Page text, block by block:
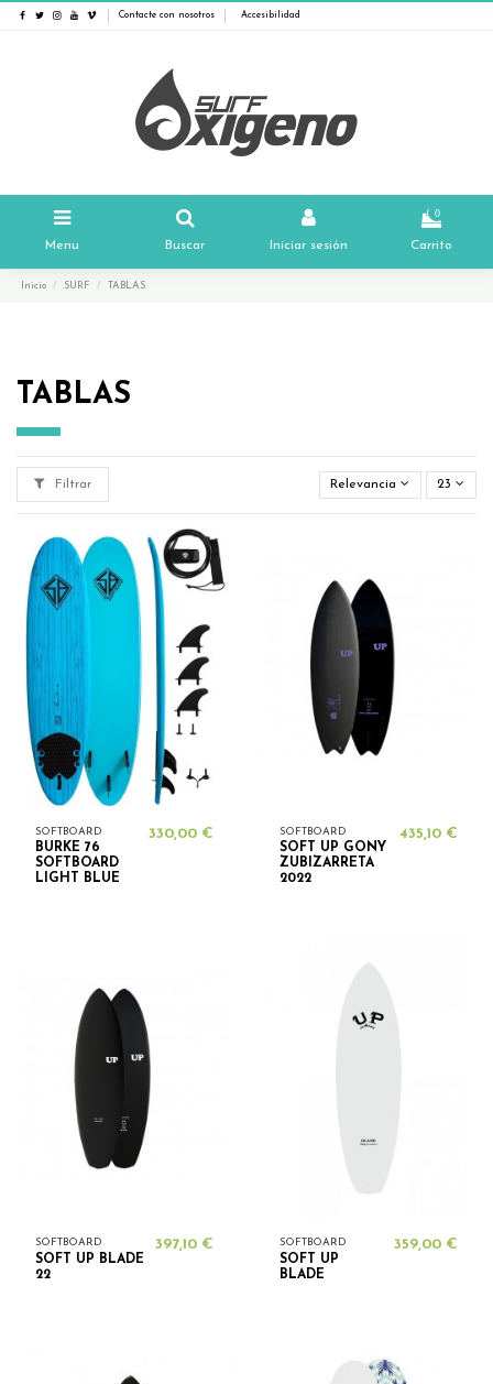
Contacte con nosotros Accesibilidad
Menu Buscar Iniciar sesión
0
Carrito
Inicio SURF TABLAS
TABLAS
Filtrar Relevancia 23
SOFTBOARD
BURKE 76
SOFTBOARD
LIGHT BLUE
330,00 € SOFTBOARD
SOFT UP GONY
ZUBIZARRETA
2022
435,10 €
SOFTBOARD
SOFT UP BLADE
22
397,10 € SOFTBOARD
SOFT UP
BLADE
359,00 €